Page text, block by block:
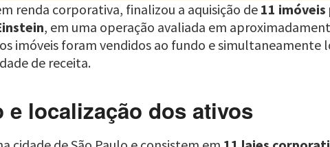
renda corporativa, finalizou a aquisição de 11
, em uma operação avaliada em
imóveis foram vendidos ao fundo e
de receita.
e localização dos ativos